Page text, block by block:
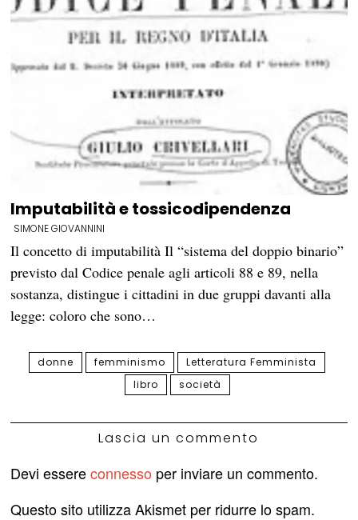
Imputabilità e tossicodipendenza
SIMONE GIOVANNINI
Il concetto di imputabilità Il “sistema del doppio binario”
previsto dal Codice penale agli articoli 88 e 89, nella
sostanza, distingue i cittadini in due gruppi davanti alla
legge: coloro che sono…
donne femminismo
Letteratura Femminista
libro
società
Lascia un commento
Devi essereconnesso per inviare un commento.
Questo sito utilizza Akismet per ridurre lo spam.